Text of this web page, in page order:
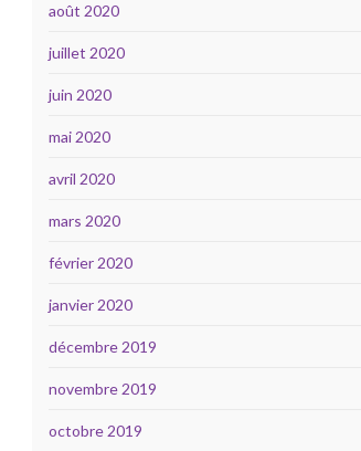
août 2020
juillet 2020
juin 2020
mai 2020
avril 2020
mars 2020
février 2020
janvier 2020
décembre 2019
novembre 2019
octobre 2019